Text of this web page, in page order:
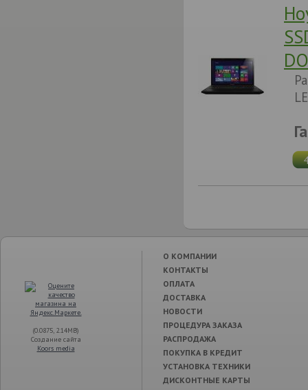
(0.0875, 2.14MB)
Создание сайта
Koors media
О КОМПАНИИ
КОНТАКТЫ
ОПЛАТА
ДОСТАВКА
НОВОСТИ
ПРОЦЕДУРА ЗАКАЗА
РАСПРОДАЖА
ПОКУПКА В КРЕДИТ
УСТАНОВКА ТЕХНИКИ
ДИСКОНТНЫЕ КАРТЫ